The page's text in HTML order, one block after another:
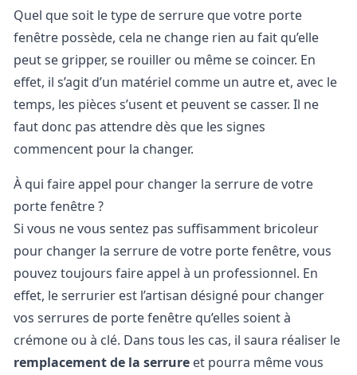
Quel que soit le type de serrure que votre porte
fenêtre possède, cela ne change rien au fait qu’elle
peut se gripper, se rouiller ou même se coincer. En
effet, il s’agit d’un matériel comme un autre et, avec le
temps, les pièces s’usent et peuvent se casser. Il ne
faut donc pas attendre dès que les signes
commencent pour la changer.
À qui faire appel pour changer la serrure de votre
porte fenêtre ?
Si vous ne vous sentez pas suffisamment bricoleur
pour changer la serrure de votre porte fenêtre, vous
pouvez toujours faire appel à un professionnel. En
effet, le serrurier est l’artisan désigné pour changer
vos serrures de porte fenêtre qu’elles soient à
crémone ou à clé. Dans tous les cas, il saura réaliser le
remplacement de la serrure et pourra même vous